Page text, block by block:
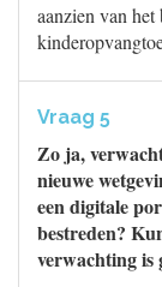
aanzien van
Vraag 5
Zo ja,
nieuwe
een digitale
bestreden?
verwachting is